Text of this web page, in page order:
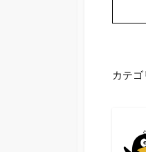
カテゴ